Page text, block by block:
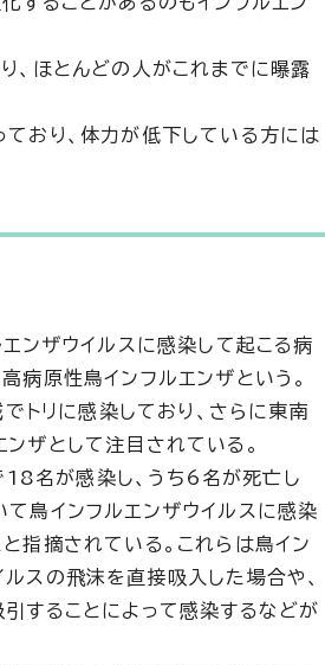
ほとんどの人がこれまでに曝露
おり、体力が低下している方には
ンザウイルスに感染して起こる病
病原性鳥インフルエンザという。
トリに感染しており、さらに東南
ザとして注目されている。
名が感染し、うち6名が死亡し
鳥インフルエンザウイルスに感染
指摘されている。これらは鳥イン
スの飛沫を直接吸入した場合や、
することによって感染するなどが